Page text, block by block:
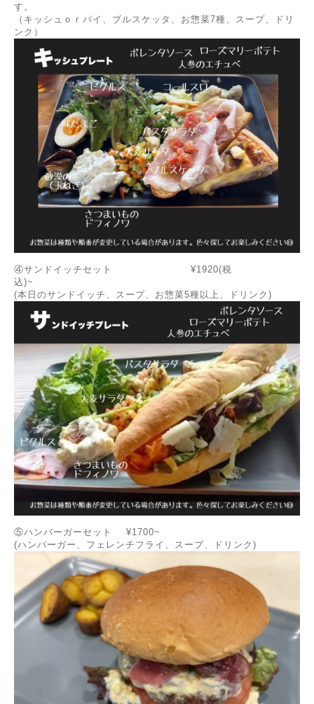
す。
（キッシュｏｒパイ、ブルスケッタ、お惣菜7種、スープ、ドリ
ンク）
④サンドイッチセット ¥1920(税
込)~
(本日のサンドイッチ、スープ、お惣菜5種以上、ドリンク)
⑤ハンバーガーセット ¥1700~
(ハンバーガー、フェレンチフライ、スープ、ドリンク)